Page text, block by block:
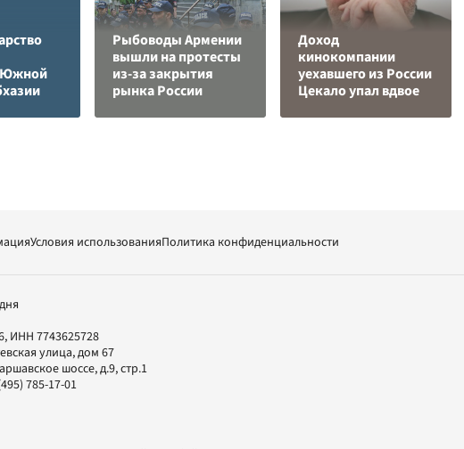
Южной
Рыбоводы Армении
вышли на протесты
из-за закрытия
рынка России
Доход
кинокомпании
уехавшего из России
Цекало упал вдвое
Условия использованияПолитика конфиденциальности
ИНН 7743625728
улица, дом 67
шоссе, д.9, стр.1
785-17-01